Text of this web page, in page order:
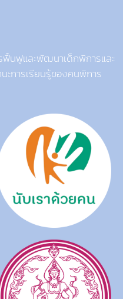
ฟื้นฟูและพัฒนาเด็กพิการและ
ะการเรียนรู้ของคนพิการ